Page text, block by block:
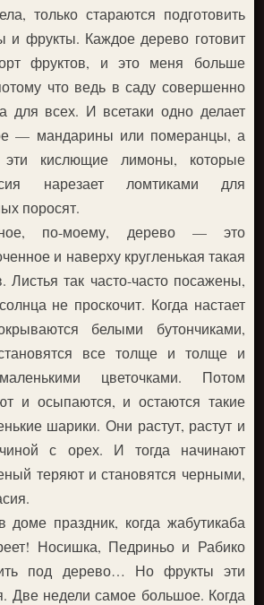
только стараются подготовить
и фрукты. Каждое дерево готовит
фруктов, и это меня больше
что ведь в саду совершенно
для всех. И всетаки одно делает
— мандарины или померанцы, а
кислющие лимоны, которые
нарезает ломтиками для
поросят.
по-моему, дерево — это
и наверху кругленькая такая
Листья так часто-часто посажены,
не проскочит. Когда настает
белыми бутончиками,
все толще и толще и
цветочками. Потом
и осыпаются, и остаются такие
шарики. Они растут, растут и
с орех. И тогда начинают
теряют и становятся черными,
праздник, когда жабутикаба
Носишка, Педриньо и Рабико
под дерево… Но фрукты эти
Две недели самое большое. Когда